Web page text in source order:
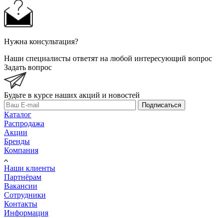
Нужна консультация?
Наши специалисты ответят на любой интересующий вопрос
Задать вопрос
Будьте в курсе наших акций и новостей
Подписаться
Каталог
Распродажа
Акции
Бренды
Компания
Наши клиенты
Партнёрам
Вакансии
Сотрудники
Контакты
Информация